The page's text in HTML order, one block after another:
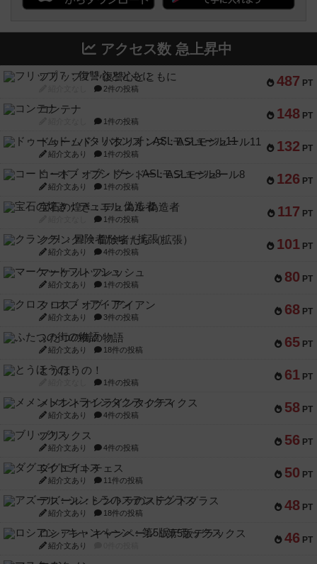
アクセス数 急上昇中
487 PT
フリップ７：復讐心とともに
2件の投稿
148 PT
コンテナ
1件の投稿
132 PT
ドゥームド・バタリオンズ：ASLモジュール11
紹介文あり 1件の投稿
126 PT
コード・オブ・ブシドー：ASLモジュール8
紹介文あり 1件の投稿
117 PT
宝石の煌き：デュエル 偽造者
1件の投稿
101 PT
クランク! ：冒険者たち（拡張）
紹介文あり 4件の投稿
80 PT
マーケットフレッシュ
紹介文あり 1件の投稿
68 PT
クロス・オブ・アイアン
紹介文あり 3件の投稿
65 PT
ふたつの街の物語
紹介文あり 18件の投稿
61 PT
とうほうの！
1件の投稿
58 PT
メメントオンラインタクティクス
紹介文あり 4件の投稿
56 PT
ブリックス
紹介文あり 4件の投稿
50 PT
ダグエイトチェス
紹介文あり 11件の投稿
48 PT
アズール：シントラのステンドグラス
紹介文あり 18件の投稿
46 PT
ロシアン・キャンペーン：第5版デラックス
紹介文あり